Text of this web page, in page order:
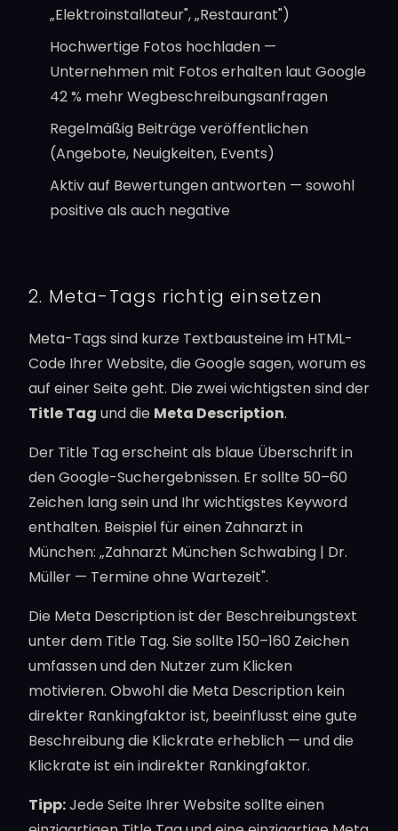
„Elektroinstallateur", „Restaurant")
Hochwertige Fotos hochladen —
Unternehmen mit Fotos erhalten laut Google
42 % mehr Wegbeschreibungsanfragen
Regelmäßig Beiträge veröffentlichen
(Angebote, Neuigkeiten, Events)
Aktiv auf Bewertungen antworten — sowohl
positive als auch negative
2. Meta-Tags richtig einsetzen
Meta-Tags sind kurze Textbausteine im HTML-
Code Ihrer Website, die Google sagen, worum es
auf einer Seite geht. Die zwei wichtigsten sind der
Title Tag und die Meta Description.
Der Title Tag erscheint als blaue Überschrift in
den Google-Suchergebnissen. Er sollte 50–60
Zeichen lang sein und Ihr wichtigstes Keyword
enthalten. Beispiel für einen Zahnarzt in
München: „Zahnarzt München Schwabing | Dr.
Müller — Termine ohne Wartezeit".
Die Meta Description ist der Beschreibungstext
unter dem Title Tag. Sie sollte 150–160 Zeichen
umfassen und den Nutzer zum Klicken
motivieren. Obwohl die Meta Description kein
direkter Rankingfaktor ist, beeinflusst eine gute
Beschreibung die Klickrate erheblich — und die
Klickrate ist ein indirekter Rankingfaktor.
Tipp:Jede Seite Ihrer Website sollte einen